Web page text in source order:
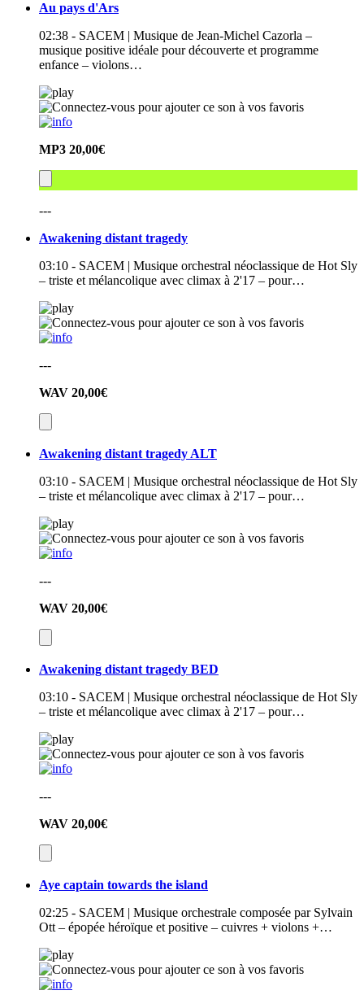
Au pays d'Ars
02:38 - SACEM | Musique de Jean-Michel Cazorla –
musique positive idéale pour découverte et programme
enfance – violons…
MP3 20,00€
---
Awakening distant tragedy
03:10 - SACEM | Musique orchestral néoclassique de Hot Sly
– triste et mélancolique avec climax à 2'17 – pour…
---
WAV 20,00€
Awakening distant tragedy ALT
03:10 - SACEM | Musique orchestral néoclassique de Hot Sly
– triste et mélancolique avec climax à 2'17 – pour…
---
WAV 20,00€
Awakening distant tragedy BED
03:10 - SACEM | Musique orchestral néoclassique de Hot Sly
– triste et mélancolique avec climax à 2'17 – pour…
---
WAV 20,00€
Aye captain towards the island
02:25 - SACEM | Musique orchestrale composée par Sylvain
Ott – épopée héroïque et positive – cuivres + violons +…